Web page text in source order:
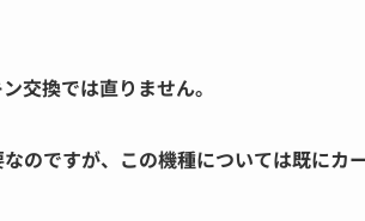
交換では直りません。
のですが、この機種については既にカ